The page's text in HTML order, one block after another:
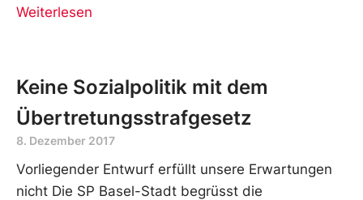
Weiterlesen
Keine Sozialpolitik mit dem
Übertretungsstrafgesetz
8. Dezember 2017
Vorliegender Entwurf erfüllt unsere Erwartungen
nicht Die SP Basel-Stadt begrüsst die